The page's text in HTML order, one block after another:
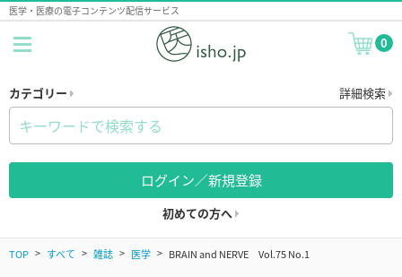
医学・医療の電子コンテンツ配信サービス
0
カテゴリー 詳細検索
ログイン／新規登録
初めての方へ
TOP すべて 雑誌 医学 BRAIN and NERVE Vol.75 No.1